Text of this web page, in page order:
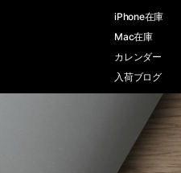
iPhone在庫
Mac在庫
カレンダー
入荷ブログ